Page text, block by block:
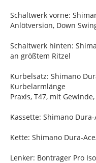
Schaltwerk vorne:
Anlötversion, Down
Schaltwerk hinten:
an größtem Ritzel
Kurbelsatz: Shimano
Kurbelarmlänge
Praxis, T47, mit
Kassette: Shimano Dura-
Kette: Shimano Dura-
Lenker: Bontrager Pro